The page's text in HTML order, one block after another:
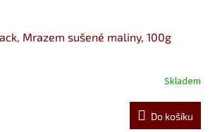
Mrazem sušené maliny, 100g
Skladem
Do košíku